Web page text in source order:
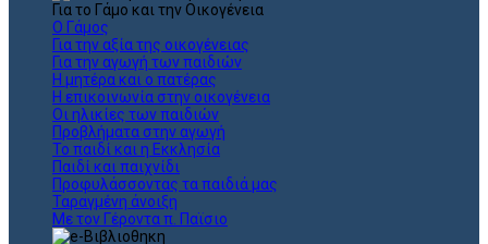
Για το Γάμο και την Οικογένεια
Ο Γάμος
Για την αξία της οικογένειας
Για την αγωγή των παιδιών
Η μητέρα και ο πατέρας
Η επικοινωνία στην οικογένεια
Οι ηλικίες των παιδιών
Προβλήματα στην αγωγή
Το παιδί και η Εκκλησία
Παιδί και παιχνίδι
Προφυλάσσοντας τα παιδιά μας
Ταραγμένη άνοιξη
Με τον Γέροντα π. Παϊσιο